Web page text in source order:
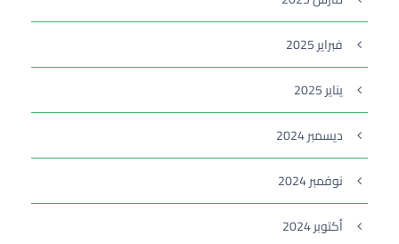
فبراير 2025
يناير 2025
ديسمبر 2024
نوفمبر 2024
أكتوبر 2024